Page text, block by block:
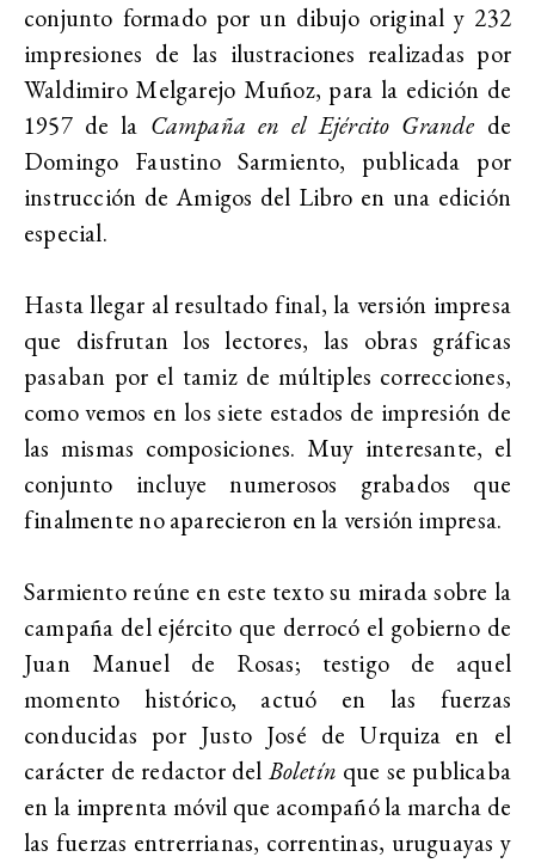
conjunto formado por un dibujo original y 232
impresiones de las ilustraciones realizadas por
Waldimiro Melgarejo Muñoz, para la edición de
1957 de la Campaña en el Ejército Grande de
Domingo Faustino Sarmiento, publicada por
instrucción de Amigos del Libro en una edición
especial.
Hasta llegar al resultado final, la versión impresa
que disfrutan los lectores, las obras gráficas
pasaban por el tamiz de múltiples correcciones,
como vemos en los siete estados de impresión de
las mismas composiciones. Muy interesante, el
conjunto incluye numerosos grabados que
finalmente no aparecieron en la versión impresa.
Sarmiento reúne en este texto su mirada sobre la
campaña del ejército que derrocó el gobierno de
Juan Manuel de Rosas; testigo de aquel
momento histórico, actuó en las fuerzas
conducidas por Justo José de Urquiza en el
carácter de redactor delBoletín que se publicaba
en la imprenta móvil que acompañó la marcha de
las fuerzas entrerrianas, correntinas, uruguayas y